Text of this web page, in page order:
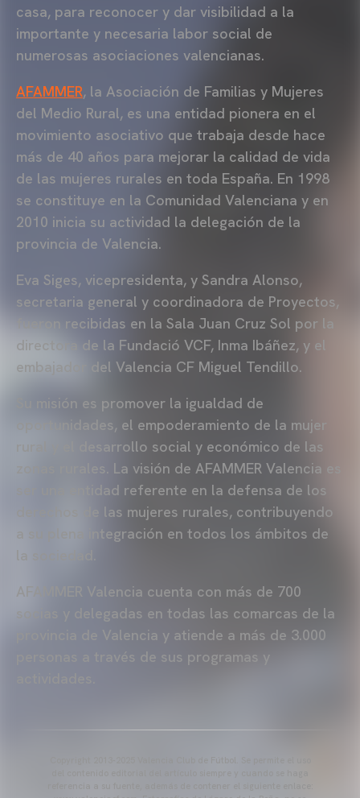
casa, para reconocer y dar visibilidad a la
importante y necesaria labor social de
numerosas asociaciones valencianas.
AFAMMER, la Asociación de Familias y Mujeres
del Medio Rural, es una entidad pionera en el
movimiento asociativo que trabaja desde hace
más de 40 años para mejorar la calidad de vida
de las mujeres rurales en toda España. En 1998
se constituye en la Comunidad Valenciana y en
2010 inicia su actividad la delegación de la
provincia de Valencia.
Eva Siges, vicepresidenta, y Sandra Alonso,
secretaria general y coordinadora de Proyectos,
fueron recibidas en la Sala Juan Cruz Sol por la
directora de la Fundació VCF, Inma Ibáñez, y el
embajador del Valencia CF Miguel Tendillo.
Su misión es promover la igualdad de
oportunidades, el empoderamiento de la mujer
rural y el desarrollo social y económico de las
zonas rurales. La visión de AFAMMER Valencia es
ser una entidad referente en la defensa de los
derechos de las mujeres rurales, contribuyendo
a su plena integración en todos los ámbitos de
la sociedad.
AFAMMER Valencia cuenta con más de 700
socias y delegadas en todas las comarcas de la
provincia de Valencia y atiende a más de 3.000
personas a través de sus programas y